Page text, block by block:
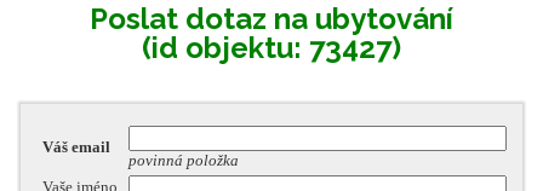
Poslat dotaz na ubytování
(id objektu: 73427)